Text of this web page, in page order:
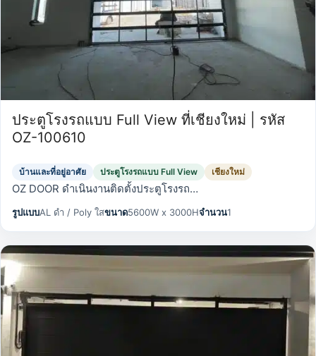
ประตูโรงรถแบบ Full View ที่เชียงใหม่ | รหัส
OZ-100610
บ้านและที่อยู่อาศัย ประตูโรงรถแบบ Full View เชียงใหม่
OZ DOOR ดำเนินงานติดตั้งประตูโรงรถ…
รูปแบบAL ดำ / Poly ใสขนาด5600W x 3000Hจำนวน1